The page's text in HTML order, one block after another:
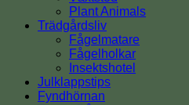
Plant Animals
Trädgårdsliv
Fågelmatare
Fågelholkar
Insektshotel
Julklappstips
Fyndhörnan